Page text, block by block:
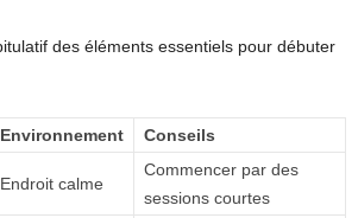
des éléments essentiels pour débuter
Environnement Conseils
Endroit calme
Commencer par des
sessions courtes